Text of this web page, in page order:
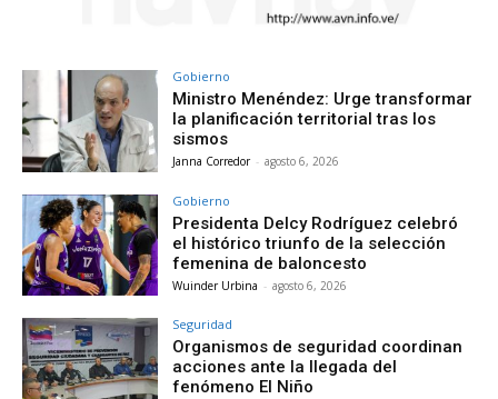
Gobierno
Ministro Menéndez: Urge transformar
la planificación territorial tras los
sismos
Janna Corredor - agosto 6, 2026
Gobierno
Presidenta Delcy Rodríguez celebró
el histórico triunfo de la selección
femenina de baloncesto
Wuinder Urbina - agosto 6, 2026
Seguridad
Organismos de seguridad coordinan
acciones ante la llegada del
fenómeno El Niño